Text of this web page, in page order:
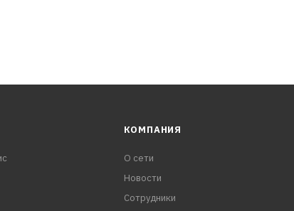
КОМПАНИЯ
О сети
Новости
Сотрудники